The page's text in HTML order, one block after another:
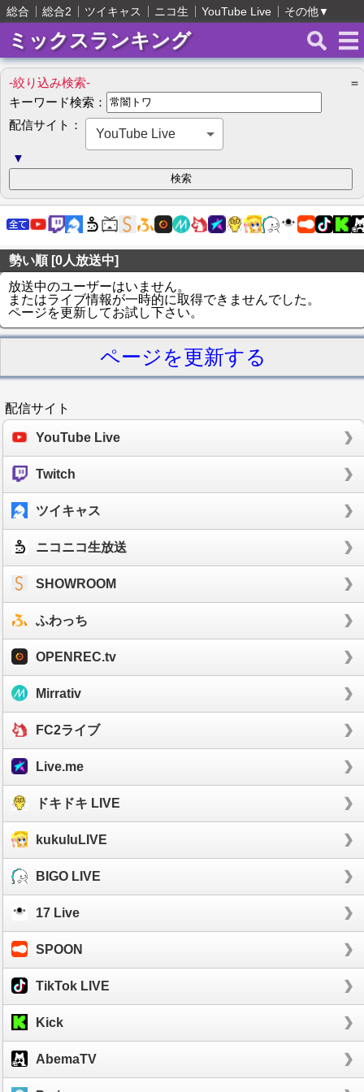
総合 総合2 ツイキャス ニコ生 YouTube Live その他▼
ミックスランキング
-絞り込み検索-
＝
キーワード検索：
配信サイト：
YouTube Live
▼
勢い順 [0人放送中]
放送中のユーザーはいません。
またはライブ情報が一時的に取得できませんでした。
ページを更新してお試し下さい。
ページを更新する
配信サイト
YouTube Live
Twitch
ツイキャス
ニコニコ生放送
SHOWROOM
ふわっち
OPENREC.tv
Mirrativ
FC2ライブ
Live.me
ドキドキ LIVE
kukuluLIVE
BIGO LIVE
17 Live
SPOON
TikTok LIVE
Kick
AbemaTV